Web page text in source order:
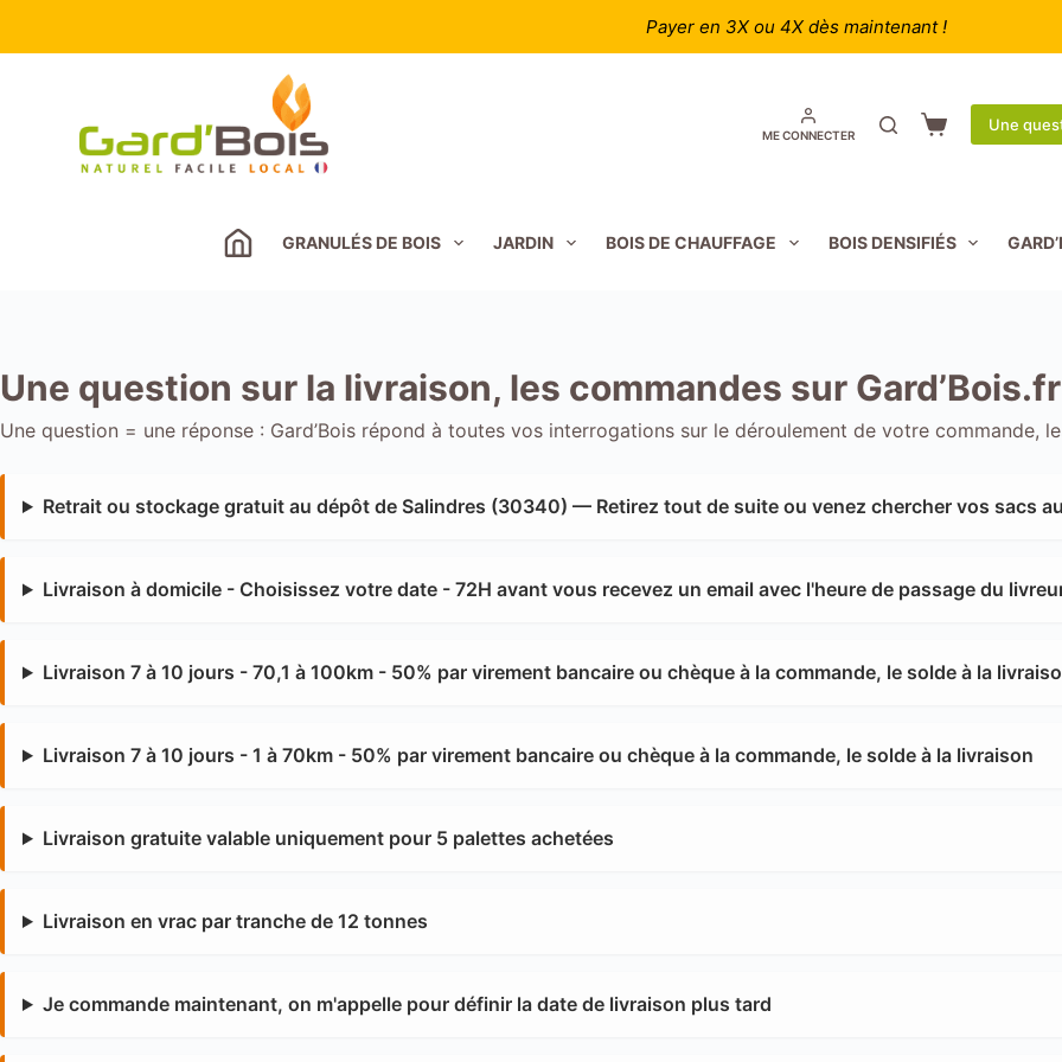
Payer en 3X ou 4X dès maintenant !
ME CONNECTER
Panier
Une
GRANULÉS DE BOIS JARDIN BOIS DE CHAUFFAGE BOIS DENSIFIÉS
Une question sur la livraison, les commandes sur
Une question = une réponse : Gard’Bois répond à toutes vos interrogations sur le déroulement de votre commande,
Retrait ou stockage gratuit au dépôt de Salindres (30340) — Retirez tout de suite ou venez chercher vos sacs
Livraison à domicile - Choisissez votre date - 72H avant vous recevez un email avec l'heure de passage du
Livraison 7 à 10 jours - 70,1 à 100km - 50% par virement bancaire ou chèque à la commande, le solde à la
Livraison 7 à 10 jours - 1 à 70km - 50% par virement bancaire ou chèque à la commande, le solde à la livraison
Livraison gratuite valable uniquement pour 5 palettes achetées
Livraison en vrac par tranche de 12 tonnes
Je commande maintenant, on m'appelle pour définir la date de livraison plus tard